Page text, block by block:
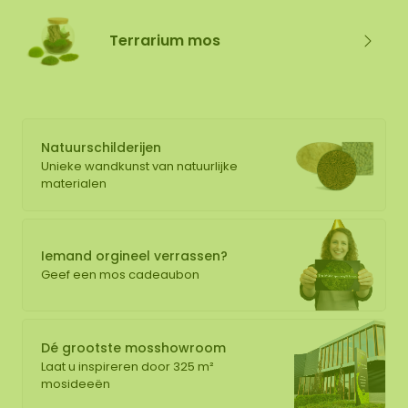
Terrarium mos
Natuurschilderijen
Unieke wandkunst van natuurlijke
materialen
Iemand orgineel verrassen?
Geef een mos cadeaubon
Dé grootste mosshowroom
Laat u inspireren door 325 m²
mosideeën